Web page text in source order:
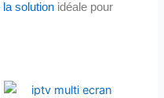
la solution idéale pour
Le
Le